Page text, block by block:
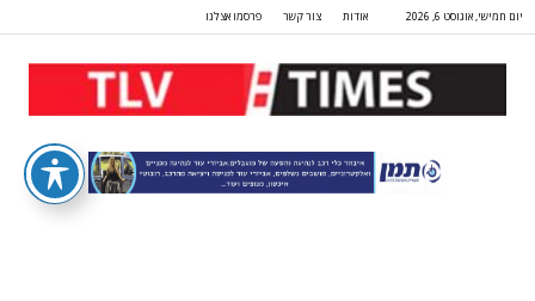
יום חמישי, אוגוסט 6, 2026 אודות צור קשר פרסמו אצלנו